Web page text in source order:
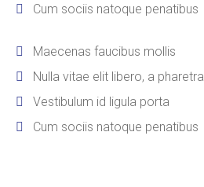
Cum sociis natoque penatibus
Maecenas faucibus mollis
Nulla vitae elit libero, a pharetra
Vestibulum id ligula porta
Cum sociis natoque penatibus